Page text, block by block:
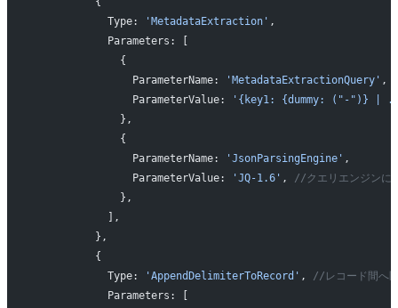
            Type:
'MetadataExtraction' ,
            Parameters: [
              {
                ParameterName:
'MetadataExtractionQuery' ,
                ParameterValue:
'{key1: {dummy: ("-")} |
              },
              {
                ParameterName:
'JsonParsingEngine' ,
                ParameterValue:
'JQ-1.6' , //クエリエンジンに
              },
            ],
          },
          {
            Type:
'AppendDelimiterToRecord' , //レコード間へ
            Parameters: [